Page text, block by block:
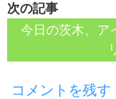
次の記事
今日の茨木、ア
コメントを残す